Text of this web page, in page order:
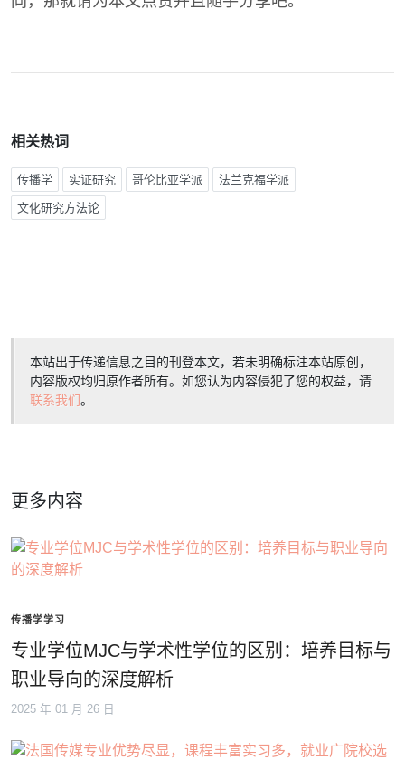
相关热词
传播学 实证研究 哥伦比亚学派 法兰克福学派
文化研究方法论
本站出于传递信息之目的刊登本文，若未明确标注本站原创，
内容版权均归原作者所有。如您认为内容侵犯了您的权益，请
联系我们。
更多内容
传播学学习
专业学位MJC与学术性学位的区别：培养目标与
职业导向的深度解析
2025 年 01 月 26 日